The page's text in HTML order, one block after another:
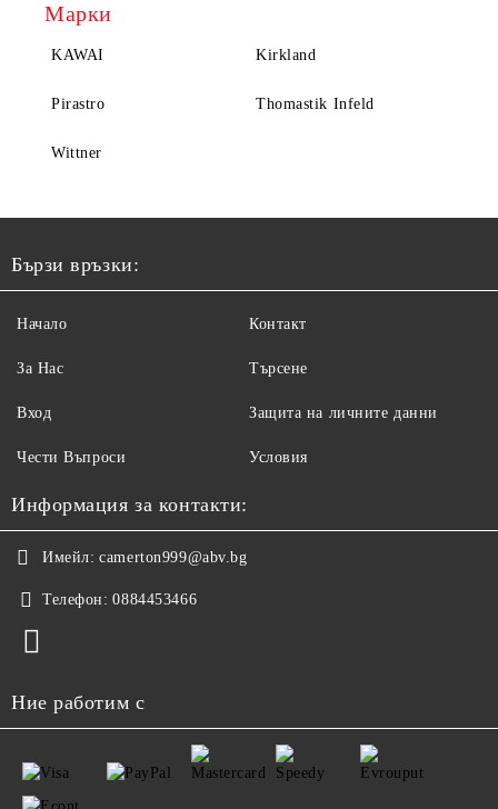
Марки
KAWAI Kirkland
Pirastro Thomastik Infeld
Wittner
Бързи връзки:
Начало
За Нас
Вход
Чести Въпроси
Контакт
Търсене
Защита на личните данни
Условия
Информация за контакти:
Имейл: camerton999@abv.bg
Телефон: 0884453466
Ние работим с